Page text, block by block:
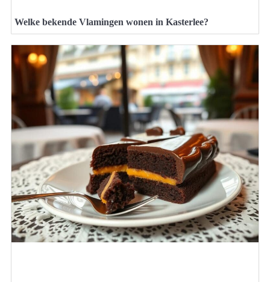
Welke bekende Vlamingen wonen in Kasterlee?